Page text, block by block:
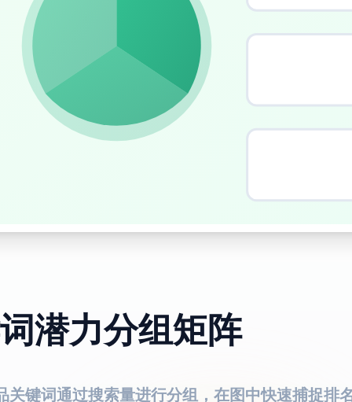
潜力分组矩阵
关键词通过搜索量进行分组，在图中快速捕捉排